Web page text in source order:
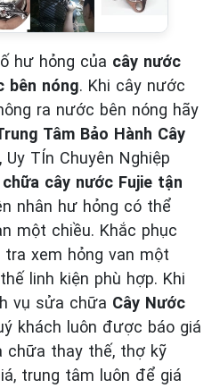
hư hỏng của cây nước
bên nóng. Khi cây nước
ra nước bên nóng hãy
Tâm Bảo Hành Cây
, Uy TÍn Chuyên Nghiệp
cây nước Fujie tận
nhân hư hỏng có thể
một chiều. Khắc phục
xem hỏng van một
linh kiện phù hợp. Khi
vụ sửa chữa Cây Nước
khách luôn được báo giá
chữa thay thế, thợ kỹ
trung tâm luôn để giá